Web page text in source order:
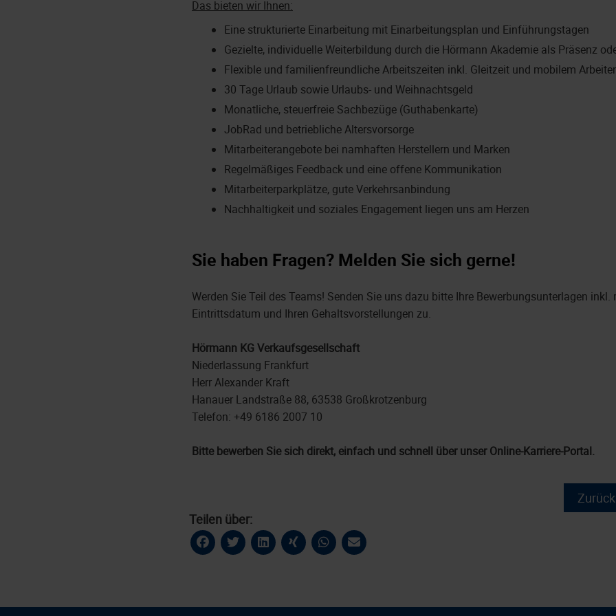
Das bieten wir Ihnen:
Eine strukturierte Einarbeitung mit Einarbeitungsplan und Einführungstagen
Gezielte, individuelle Weiterbildung durch die Hörmann Akademie als Präsenz
Flexible und familienfreundliche Arbeitszeiten inkl. Gleitzeit und mobilem
30 Tage Urlaub sowie Urlaubs- und Weihnachtsgeld
Monatliche, steuerfreie Sachbezüge (Guthabenkarte)
JobRad und betriebliche Altersvorsorge
Mitarbeiterangebote bei namhaften Herstellern und Marken
Regelmäßiges Feedback und eine offene Kommunikation
Mitarbeiterparkplätze, gute Verkehrsanbindung
Nachhaltigkeit und soziales Engagement liegen uns am Herzen
Sie haben Fragen? Melden Sie sich gerne!
Werden Sie Teil des Teams! Senden Sie uns dazu bitte Ihre Bewerbungsunterlagen inkl.
Eintrittsdatum und Ihren Gehaltsvorstellungen zu.
Hörmann KG Verkaufsgesellschaft
Niederlassung Frankfurt
Herr Alexander Kraft
Hanauer Landstraße 88, 63538 Großkrotzenburg
Telefon: +49 6186 2007 10
Bitte bewerben Sie sich direkt, einfach und schnell über unser Online-Karriere-Portal.
Zurück
Teilen über: